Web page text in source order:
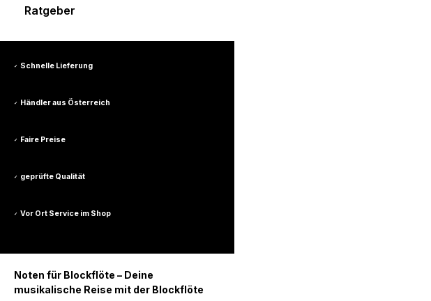
Ratgeber
✓ Schnelle Lieferung
✓ Händler aus Österreich
✓ Faire Preise
✓ geprüfte Qualität
✓ Vor Ort Service im Shop
Noten für Blockflöte – Deine
musikalische Reise mit der Blockflöte